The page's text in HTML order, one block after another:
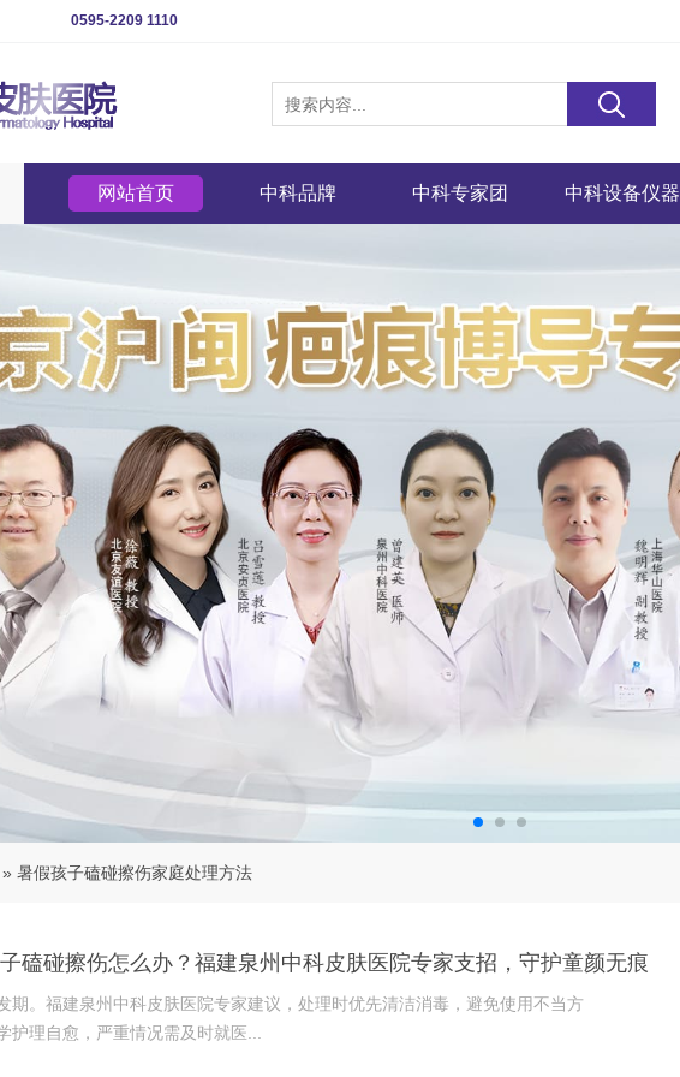
0595-2209 1110
网站首页 中科品牌 中科专家团 中科设备仪器
» 暑假孩子磕碰擦伤家庭处理方法
子磕碰擦伤怎么办？福建泉州中科皮肤医院专家支招，守护童颜无痕
期。福建泉州中科皮肤医院专家建议，处理时优先清洁消毒，避免使用不当方
护理自愈，严重情况需及时就医...